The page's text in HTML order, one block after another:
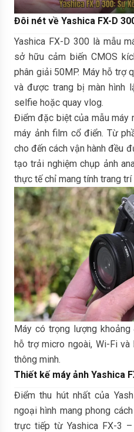
Đôi nét về Yashica FX-D
Yashica FX-D 300 là mẫu
sở hữu cảm biến CMOS
phân giải 50MP. Máy hỗ trợ
và được trang bị màn hình
selfie hoặc quay vlog.
Điểm đặc biệt của mẫu máy
máy ảnh film cổ điển. Từ
cho đến cách vận hành đều
tạo trải nghiệm chụp ảnh
thực tế chỉ mang tính trang trí
Máy có trọng lượng khoảng
hỗ trợ micro ngoài, Wi-Fi
thông minh.
Thiết kế máy ảnh Yashica
Điểm thu hút nhất của
ngoại hình mang phong
trực tiếp từ Yashica FX-3